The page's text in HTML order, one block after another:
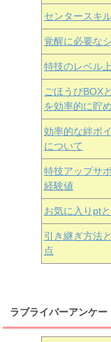
センタースキ
覚醒に必要な
特技のレベル
ごほうびBOX
を効率的に貯
効率的な絆ポ
について
特技アップサ
経験値
お気に入りpt
引き継ぎ方法
点
ラブライバーアンケー